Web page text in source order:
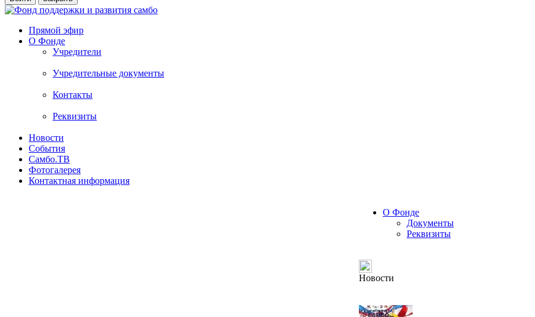
Прямой эфир
О Фонде
Учредители
Учредительные документы
Контакты
Реквизиты
Новости
События
Самбо.ТВ
Фотогалерея
Контактная информация
О Фонде
Документы
Реквизиты
Новости